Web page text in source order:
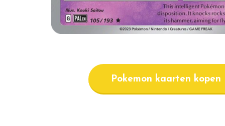
Pokemon kaarten kopen